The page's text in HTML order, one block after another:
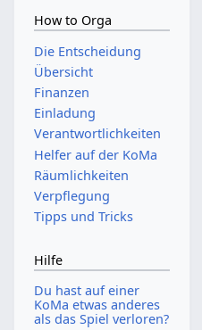
How to Orga
Die Entscheidung
Übersicht
Finanzen
Einladung
Verantwortlichkeiten
Helfer auf der KoMa
Räumlichkeiten
Verpflegung
Tipps und Tricks
Hilfe
Du hast auf einer
KoMa etwas anderes
als das Spiel verloren?